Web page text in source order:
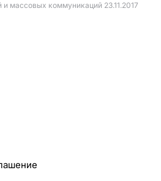
массовых коммуникаций 23.11.2017